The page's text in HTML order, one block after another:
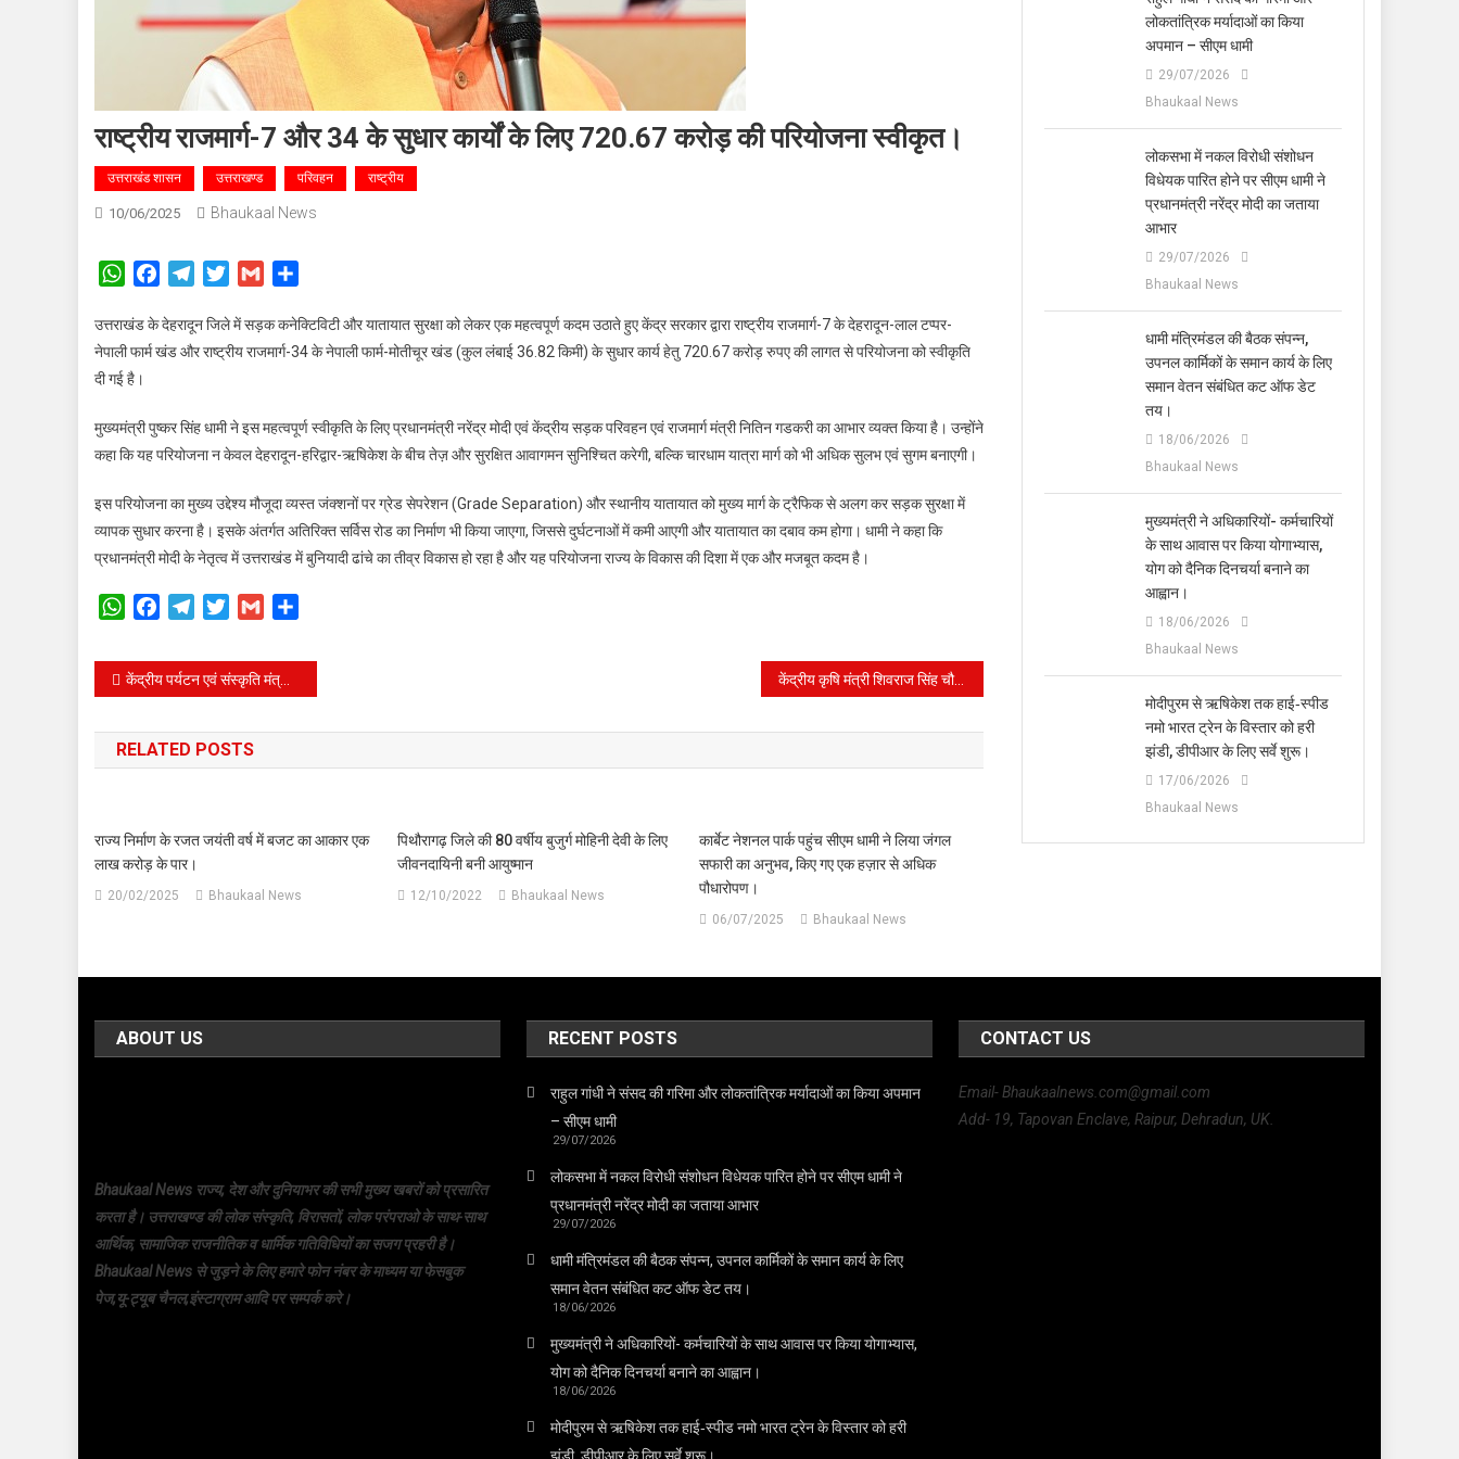
राष्ट्रीय राजमार्ग-7 और 34 के सुधार कार्यों के लिए 720.67 करोड़ की परियोजना स्वीकृत।
उत्तराखंड शासन उत्तराखण्ड परिवहन राष्ट्रीय
10/06/2025 Bhaukaal News
WhatsAppFacebookTelegramTwitterGmail
उत्तराखंड के देहरादून जिले में सड़क कनेक्टिविटी और यातायात सुरक्षा को लेकर एक महत्वपूर्ण कदम उठाते हुए केंद्र सरकार द्वारा राष्ट्रीय राजमार्ग-7 के देहरादून-लाल टप्पर-
नेपाली फार्म खंड और राष्ट्रीय राजमार्ग-34 के नेपाली फार्म-मोतीचूर खंड (कुल लंबाई 36.82 किमी) के सुधार कार्य हेतु 720.67 करोड़ रुपए की लागत से परियोजना को स्वीकृति
दी गई है।
मुख्यमंत्री पुष्कर सिंह धामी ने इस महत्वपूर्ण स्वीकृति के लिए प्रधानमंत्री नरेंद्र मोदी एवं केंद्रीय सड़क परिवहन एवं राजमार्ग मंत्री नितिन गडकरी का आभार व्यक्त किया है। उन्होंने
कहा कि यह परियोजना न केवल देहरादून-हरिद्वार-ऋषिकेश के बीच तेज़ और सुरक्षित आवागमन सुनिश्चित करेगी, बल्कि चारधाम यात्रा मार्ग को भी अधिक सुलभ एवं सुगम बनाएगी।
इस परियोजना का मुख्य उद्देश्य मौजूदा व्यस्त जंक्शनों पर ग्रेड सेपरेशन (Grade Separation) और स्थानीय यातायात को मुख्य मार्ग के ट्रैफिक से अलग कर सड़क सुरक्षा में
व्यापक सुधार करना है। इसके अंतर्गत अतिरिक्त सर्विस रोड का निर्माण भी किया जाएगा, जिससे दुर्घटनाओं में कमी आएगी और यातायात का दबाव कम होगा। धामी ने कहा कि
प्रधानमंत्री मोदी के नेतृत्व में उत्तराखंड में बुनियादी ढांचे का तीव्र विकास हो रहा है और यह परियोजना राज्य के विकास की दिशा में एक और मजबूत कदम है।
WhatsAppFacebookTelegramTwitterGmail
Post
navigation
केंद्रीय पर्यटन एवं संस्कृति मंत्री गजेंद्र सिंह शेखावत से शिष्टाचार भेंट करते कृषि मंत्री गणेश जोशी। केंद्रीय कृषि मंत्री शिवराज सिंह चौहान से मुलाकात करते कृषि मंत्री गणेश जोशी।
RELATED POSTS
राज्य निर्माण के रजत जयंती वर्ष में बजट का आकार एक
लाख करोड़ के पार।
20/02/2025 Bhaukaal News
पिथौरागढ़ जिले की 80 वर्षीय बुजुर्ग मोहिनी देवी के लिए
जीवनदायिनी बनी आयुष्मान
12/10/2022 Bhaukaal News
कार्बेट नेशनल पार्क पहुंच सीएम धामी ने लिया जंगल
सफारी का अनुभव, किए गए एक हज़ार से अधिक
पौधारोपण।
06/07/2025 Bhaukaal News
लोकतांत्रिक मर्यादाओं का किया
अपमान – सीएम धामी
29/07/2026
Bhaukaal News
लोकसभा में नकल विरोधी संशोधन
विधेयक पारित होने पर सीएम धामी ने
प्रधानमंत्री नरेंद्र मोदी का जताया
आभार
29/07/2026
Bhaukaal News
धामी मंत्रिमंडल की बैठक संपन्न,
उपनल कार्मिकों के समान कार्य के लिए
समान वेतन संबंधित कट ऑफ डेट
तय।
18/06/2026
Bhaukaal News
मुख्यमंत्री ने अधिकारियों- कर्मचारियों
के साथ आवास पर किया योगाभ्यास,
योग को दैनिक दिनचर्या बनाने का
आह्वान।
18/06/2026
Bhaukaal News
मोदीपुरम से ऋषिकेश तक हाई‑स्पीड
नमो भारत ट्रेन के विस्तार को हरी
झंडी, डीपीआर के लिए सर्वे शुरू।
17/06/2026
Bhaukaal News
ABOUT US
Bhaukaal News राज्य, देश और दुनियाभर की सभी मुख्य खबरों को प्रसारित
करता है। उत्तराखण्ड की लोक संस्कृति, विरासतों, लोक परंपराओ के साथ-साथ
आर्थिक, सामाजिक राजनीतिक व धार्मिक गतिविधियों का सजग प्रहरी है।
Bhaukaal News से जुड़ने के लिए हमारे फोन नंबर के माध्यम या फेसबुक
पेज,यू-ट्यूब चैनल,इंस्टाग्राम आदि पर सम्पर्क करे।
RECENT POSTS
राहुल गांधी ने संसद की गरिमा और लोकतांत्रिक मर्यादाओं का किया अपमान
– सीएम धामी
29/07/2026
लोकसभा में नकल विरोधी संशोधन विधेयक पारित होने पर सीएम धामी ने
प्रधानमंत्री नरेंद्र मोदी का जताया आभार
29/07/2026
धामी मंत्रिमंडल की बैठक संपन्न, उपनल कार्मिकों के समान कार्य के लिए
समान वेतन संबंधित कट ऑफ डेट तय।
18/06/2026
मुख्यमंत्री ने अधिकारियों- कर्मचारियों के साथ आवास पर किया योगाभ्यास,
योग को दैनिक दिनचर्या बनाने का आह्वान।
18/06/2026
मोदीपुरम से ऋषिकेश तक हाई‑स्पीड नमो भारत ट्रेन के विस्तार को हरी
झंडी, डीपीआर के लिए सर्वे शुरू।
CONTACT US
Email- Bhaukaalnews.com@gmail.com
Add- 19, Tapovan Enclave, Raipur, Dehradun, UK.